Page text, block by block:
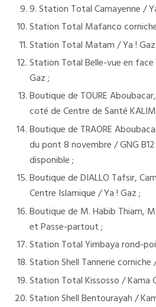
9. Station Total Camayenne /
Station Total Mafanco
Station Total Matam / Ya !
Station Total Belle-vue en
Gaz ;
Boutique de TOURE
coté de Centre de Santé
Boutique de TRAORE
du pont 8 novembre / GNG
disponible ;
Boutique de DIALLO Tafsir,
Centre Islamique / Ya ! Gaz ;
Boutique de M. Habib Thiam,
et Passe-partout ;
Station Total Yimbaya rond-
Station Shell Tannerie corniche
Station Total Kissosso / Kama
Station Shell Bentourayah /